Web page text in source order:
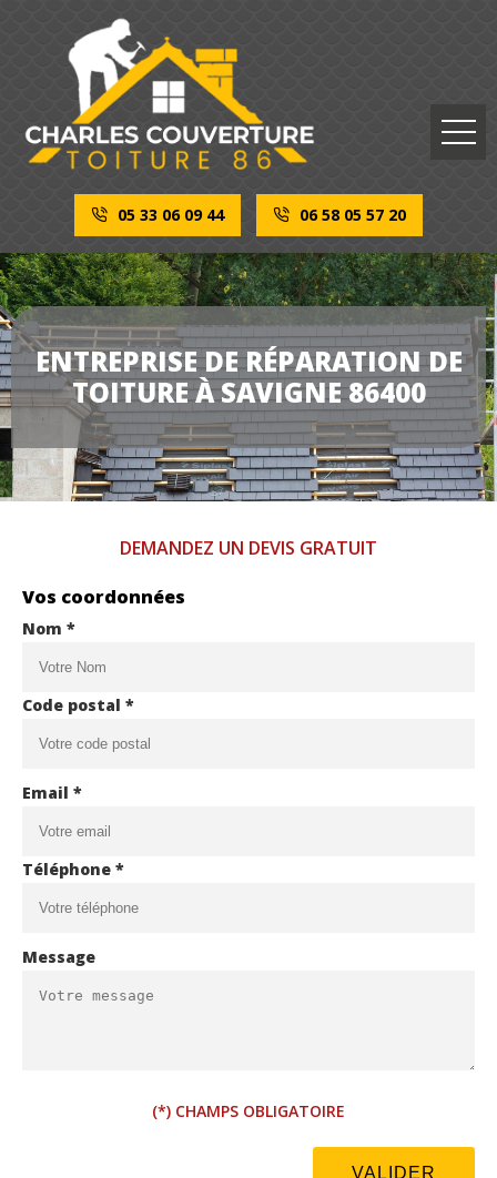
05 33 06 09 44 06 58 05 57 20
ENTREPRISE DE RÉPARATION DE
TOITURE À SAVIGNE 86400
DEMANDEZ UN DEVIS GRATUIT
Vos coordonnées
Nom *
Code postal *
Email *
Téléphone *
Message
(*) CHAMPS OBLIGATOIRE